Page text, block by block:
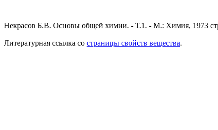
Некрасов Б.В. Основы общей химии. - Т.1. - М.: Химия, 1973
Литературная ссылка со страницы свойств вещества.